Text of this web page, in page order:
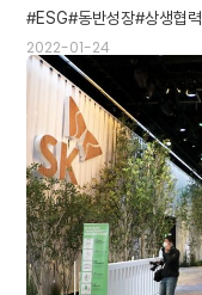
2022-01-24
ESG 동반성장 상생협력